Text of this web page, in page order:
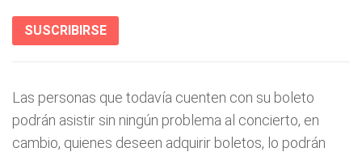
SUSCRIBIRSE
Las personas que todavía cuenten con su boleto
podrán asistir sin ningún problema al concierto, en
cambio, quienes deseen adquirir boletos, lo podrán